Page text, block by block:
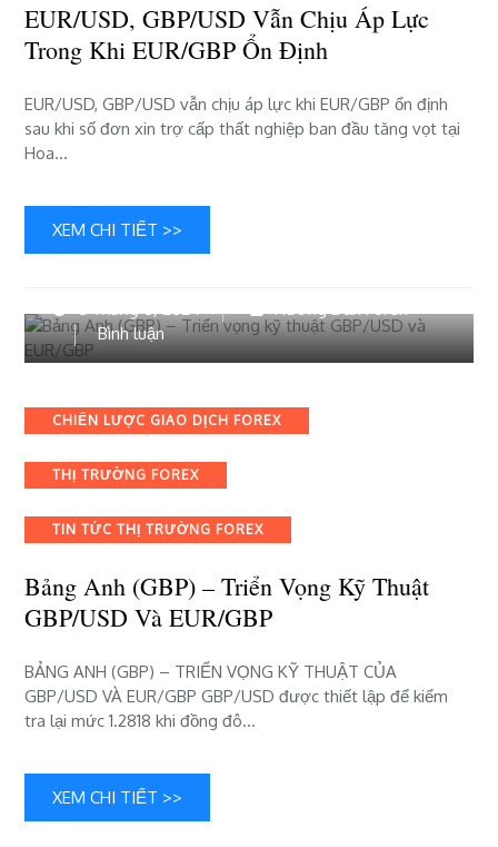
trong
khi
EUR/GBP
định
EUR/USD, GBP/USD Vẫn Chịu Áp Lực
Trong Khi EUR/GBP Ổn Định
​​​EUR/USD, GBP/USD vẫn chịu áp lực khi EUR/GBP ổn định
sau khi số đơn xin trợ cấp thất nghiệp ban đầu tăng vọt tại
Hoa…
XEM CHI TIẾT >>
6 Tháng 6, 2024
Hướng Dẫn Forex
Bình luậnbài
viết
Anh
(GBP)
Triển
kỹ
GBP/USD
và
EUR/GBP
Categories
CHIẾN LƯỢC GIAO DỊCH FOREX
THỊ TRƯỜNG FOREX
TIN TỨC THỊ TRƯỜNG FOREX
Bảng Anh (GBP) – Triển Vọng Kỹ Thuật
GBP/USD Và EUR/GBP
BẢNG ANH (GBP) – TRIỂN VỌNG KỸ THUẬT CỦA
GBP/USD VÀ EUR/GBP GBP/USD được thiết lập để kiểm
tra lại mức 1.2818 khi đồng đô…
XEM CHI TIẾT >>